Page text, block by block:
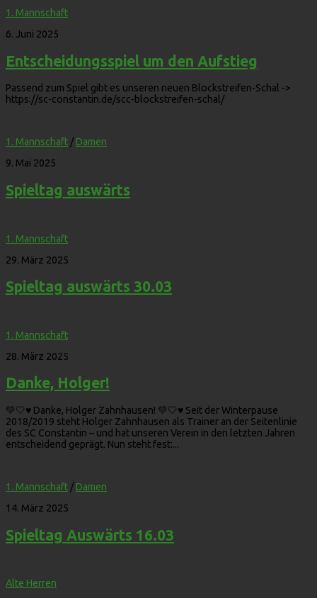
1. Mannschaft
6. Juni 2025
Entscheidungsspiel um den Aufstieg
Passend zum Spiel gibt es unseren neuen Blockstreifen-Schal ->
https://sc-constantin.de/scc-blockstreifen-schal/
1. Mannschaft / Damen
9. Mai 2025
Spieltag auswärts
1. Mannschaft
29. März 2025
Spieltag auswärts 30.03
1. Mannschaft
28. März 2025
Danke, Holger!
💚🤍♥️ Danke, Holger Zahnhausen! 💚🤍♥️ Seit der Winterpause
2018/2019 steht Holger Zahnhausen als Trainer an der Seitenlinie
des SC Constantin – und hat unseren Verein in den letzten Jahren
entscheidend geprägt. Nun steht fest:...
1. Mannschaft / Damen
14. März 2025
Spieltag Auswärts 16.03
Alte Herren